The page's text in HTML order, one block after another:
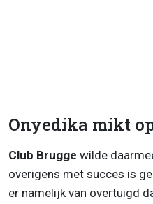
Onyedika mikt
Club Brugge wilde
overigens met succes is
er namelijk van overtuigd